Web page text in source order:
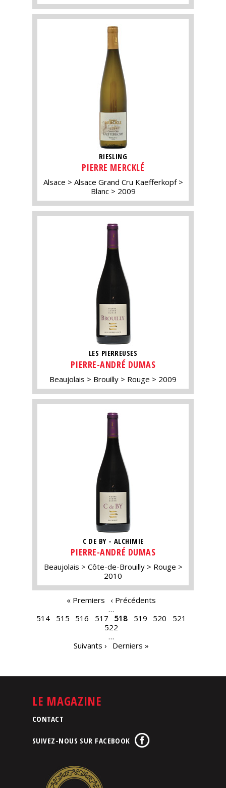
RIESLING
PIERRE MERCKLÉ
Alsace
Alsace Grand Cru Kaefferkopf
Blanc
2009
LES PIERREUSES
PIERRE-ANDRÉ DUMAS
Beaujolais Brouilly Rouge 2009
C DE BY - ALCHIMIE
PIERRE-ANDRÉ DUMAS
Beaujolais Côte-de-Brouilly
Rouge
2010
« Premiers
‹ Précédents
…
514
515 516 517 518 519 520
521
522
…
Suivants ›
Derniers »
LE MAGAZINE
CONTACT
SUIVEZ-NOUS SUR FACEBOOK